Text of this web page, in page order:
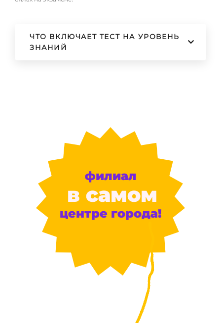
ЧТО ВКЛЮЧАЕТ ТЕСТ НА УРОВЕНЬ
ЗНАНИЙ
филиал
в самом
центре города!